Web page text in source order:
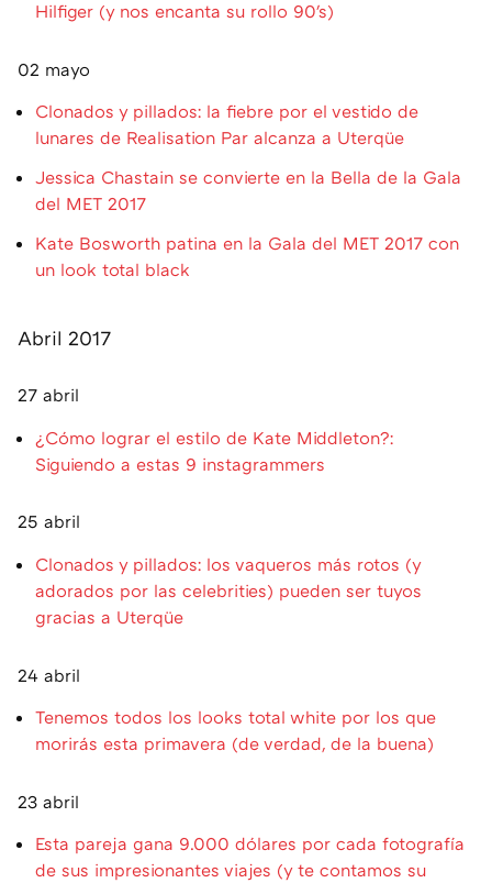
Hilfiger (y nos encanta su rollo 90's)
02 mayo
Clonados y pillados: la fiebre por el vestido de
lunares de Realisation Par alcanza a Uterqüe
Jessica Chastain se convierte en la Bella de la Gala
del MET 2017
Kate Bosworth patina en la Gala del MET 2017 con
un look total black
Abril 2017
27 abril
¿Cómo lograr el estilo de Kate Middleton?:
Siguiendo a estas 9 instagrammers
25 abril
Clonados y pillados: los vaqueros más rotos (y
adorados por las celebrities) pueden ser tuyos
gracias a Uterqüe
24 abril
Tenemos todos los looks total white por los que
morirás esta primavera (de verdad, de la buena)
23 abril
Esta pareja gana 9.000 dólares por cada fotografía
de sus impresionantes viajes (y te contamos su